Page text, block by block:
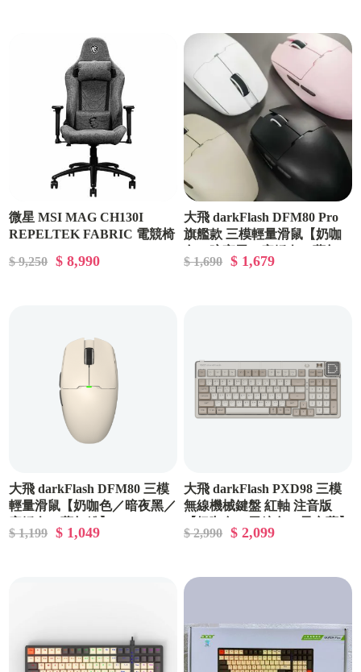
微星 MSI MAG CH130I
REPELTEK FABRIC 電競椅
$ 9,250
$ 8,990
大飛 darkFlash DFM80 Pro
旗艦款 三模輕量滑鼠【奶咖
粉】
$ 1,690 $ 1,679
大飛 darkFlash DFM80 三模
輕量滑鼠【奶咖色／暗夜黑／
$ 1,199 $ 1,049
大飛 darkFlash PXD98 三模
無線機械鍵盤 紅軸 注音版
$ 2,990 $ 2,099